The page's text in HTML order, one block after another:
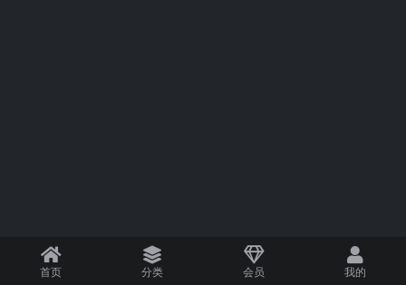
首页 分类 会员 我的